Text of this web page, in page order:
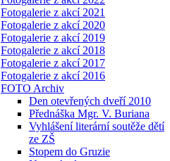
Fotogalerie z akcí 2021
Fotogalerie z akcí 2020
Fotogalerie z akcí 2019
Fotogalerie z akcí 2018
Fotogalerie z akcí 2017
Fotogalerie z akcí 2016
FOTO Archiv
Den otevřených dveří 2010
Přednáška Mgr. V. Buriana
Vyhlášení literární soutěže dětí
ze ZŠ
Stopem do Gruzie